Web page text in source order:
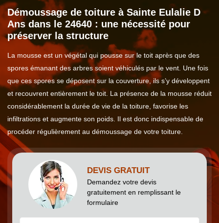
Démoussage de toiture à Sainte Eulalie D
Ans dans le 24640 : une nécessité pour
préserver la structure
La mousse est un végétal qui pousse sur le toit après que des
spores émanant des arbres soient véhiculés par le vent. Une fois
que ces spores se déposent sur la couverture, ils s’y développent
et recouvrent entièrement le toit. La présence de la mousse réduit
considérablement la durée de vie de la toiture, favorise les
infiltrations et augmente son poids. Il est donc indispensable de
procéder régulièrement au démoussage de votre toiture.
DEVIS GRATUIT
Demandez votre devis
gratuitement en remplissant le
formulaire